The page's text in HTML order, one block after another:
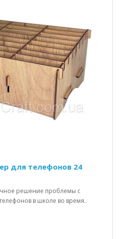
для телефонов 24
решение проблемы с
в школе во время..